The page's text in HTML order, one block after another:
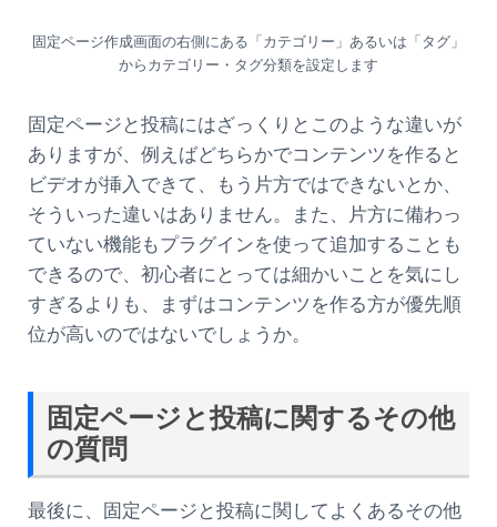
固定ページ作成画面の右側にある「カテゴリー」あるいは「タグ」
からカテゴリー・タグ分類を設定します
固定ページと投稿にはざっくりとこのような違いが
ありますが、例えばどちらかでコンテンツを作ると
ビデオが挿入できて、もう片方ではできないとか、
そういった違いはありません。また、片方に備わっ
ていない機能もプラグインを使って追加することも
できるので、初心者にとっては細かいことを気にし
すぎるよりも、まずはコンテンツを作る方が優先順
位が高いのではないでしょうか。
固定ページと投稿に関するその他
の質問
最後に、固定ページと投稿に関してよくあるその他